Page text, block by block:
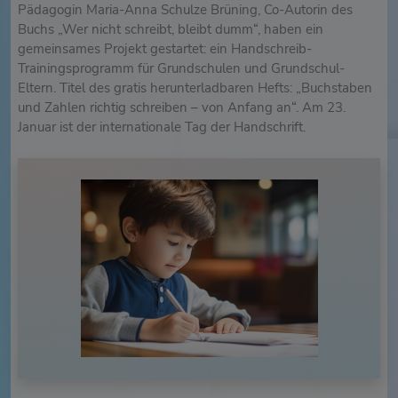
Pädagogin Maria-Anna Schulze Brüning, Co-Autorin des
Buchs „Wer nicht schreibt, bleibt dumm“, haben ein
gemeinsames Projekt gestartet: ein Handschreib-
Trainingsprogramm für Grundschulen und Grundschul-
Eltern. Titel des gratis herunterladbaren Hefts: „Buchstaben
und Zahlen richtig schreiben – von Anfang an“. Am 23.
Januar ist der internationale Tag der Handschrift.